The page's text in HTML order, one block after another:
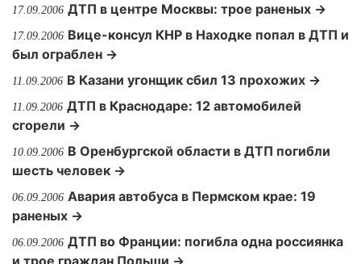
17.09.2006 ДТП в центре Москвы: трое раненых →
17.09.2006 Вице-консул КНР в Находке попал в ДТП и
был ограблен →
11.09.2006 В Казани угонщик сбил 13 прохожих →
11.09.2006 ДТП в Краснодаре: 12 автомобилей
сгорели →
10.09.2006 В Оренбургской области в ДТП погибли
шесть человек →
06.09.2006 Авария автобуса в Пермском крае: 19
раненых →
06.09.2006 ДТП во Франции: погибла одна россиянка
и трое граждан Польши →